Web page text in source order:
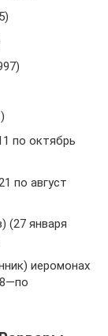
по октябрь
по август
(27 января
иеромонах